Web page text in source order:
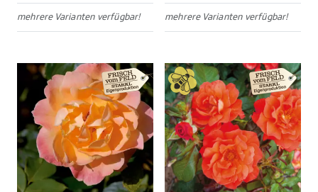
mehrere Varianten verfügbar! mehrere Varianten verfügbar!